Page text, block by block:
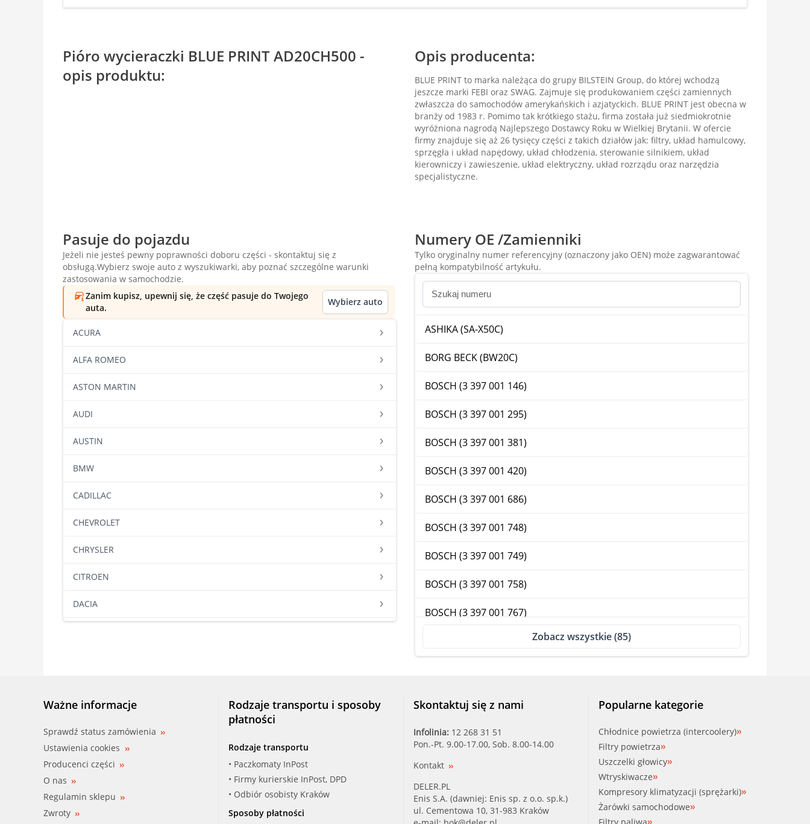
Pióro wycieraczki BLUE PRINT AD20CH500 -
opis produktu:
Opis producenta:
BLUE PRINT to marka należąca do grupy BILSTEIN Group, do której wchodzą
jeszcze marki FEBI oraz SWAG. Zajmuje się produkowaniem części zamiennych
zwłaszcza do samochodów amerykańskich i azjatyckich. BLUE PRINT jest obecna w
branży od 1983 r. Pomimo tak krótkiego stażu, firma została już siedmiokrotnie
wyróżniona nagrodą Najlepszego Dostawcy Roku w Wielkiej Brytanii. W ofercie
firmy znajduje się aż 26 tysięcy części z takich działów jak: filtry, układ hamulcowy,
sprzęgła i układ napędowy, układ chłodzenia, sterowanie silnikiem, układ
kierowniczy i zawieszenie, układ elektryczny, układ rozrządu oraz narzędzia
specjalistyczne.
Pasuje do pojazdu
Jeżeli nie jesteś pewny poprawności doboru części - skontaktuj się z
obsługą.Wybierz swoje auto z wyszukiwarki, aby poznać szczególne warunki
zastosowania w samochodzie.
Zanim kupisz, upewnij się, że część pasuje do Twojego
auta.
Wybierz auto
ACURA
ALFA ROMEO
ASTON MARTIN
AUDI
AUSTIN
BMW
CADILLAC
CHEVROLET
CHRYSLER
CITROEN
DACIA
FIAT
FORD AUSTRALIA
FORD USA
Numery OE /Zamienniki
Tylko oryginalny numer referencyjny (oznaczony jako OEN) może zagwarantować
pełną kompatybilność artykułu.
ASHIKA (SA-X50C)
BORG BECK (BW20C)
BOSCH (3 397 001 146)
BOSCH (3 397 001 295)
BOSCH (3 397 001 381)
BOSCH (3 397 001 420)
BOSCH (3 397 001 686)
BOSCH (3 397 001 748)
BOSCH (3 397 001 749)
BOSCH (3 397 001 758)
BOSCH (3 397 001 767)
BOSCH (3 397 004 235)
BOSCH (3 397 004 253)
BOSCH (3 397 004 583)
BOSCH (3 397 004 590)
Zobacz wszystkie (85)
Ważne informacje
Sprawdź status zamówienia
Ustawienia cookies
Producenci części
O nas
Regulamin sklepu
Zwroty
Rodzaje transportu i sposoby
płatności
Rodzaje transportu
• Paczkomaty InPost
• Firmy kurierskie InPost, DPD
• Odbiór osobisty Kraków
Sposoby płatności
Skontaktuj się z nami
Infolinia: 12 268 31 51
Pon.-Pt. 9.00-17.00, Sob. 8.00-14.00
Kontakt
DELER.PL
Enis S.A. (dawniej: Enis sp. z o.o. sp.k.)
ul. Cementowa 10, 31-983 Kraków
Popularne kategorie
Chłodnice powietrza (intercoolery)
Filtry powietrza
Uszczelki głowicy
Wtryskiwacze
Kompresory klimatyzacji (sprężarki)
Żarówki samochodowe